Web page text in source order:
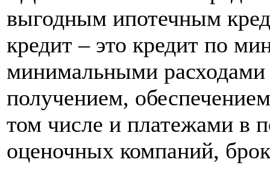
выгодным ипотечным
кредит – это кредит по
минимальными
получением,
том числе и платежами в
оценочных компаний,